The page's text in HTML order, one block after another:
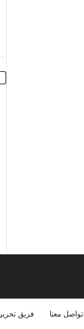
تواصل معنا فريق تحرير